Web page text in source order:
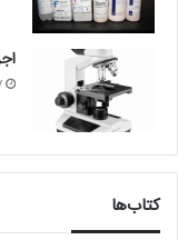
کتاب‌ها